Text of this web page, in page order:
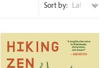
Sort by: